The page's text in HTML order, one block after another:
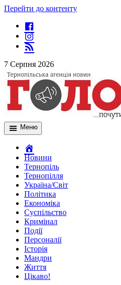
Перейти до контенту
7 Серпня 2026
Меню
Новини
Тернопіль
Тернопілля
Україна/Світ
Політика
Економіка
Суспільство
Кримінал
Події
Персоналії
Історія
Мандри
Життя
Цікаво!